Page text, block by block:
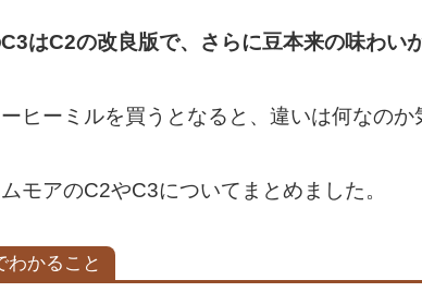
はC2の改良版で、さらに豆本来の味わい
ヒーミルを買うとなると、違いは何なのか
モアのC2やC3についてまとめました。
わかること